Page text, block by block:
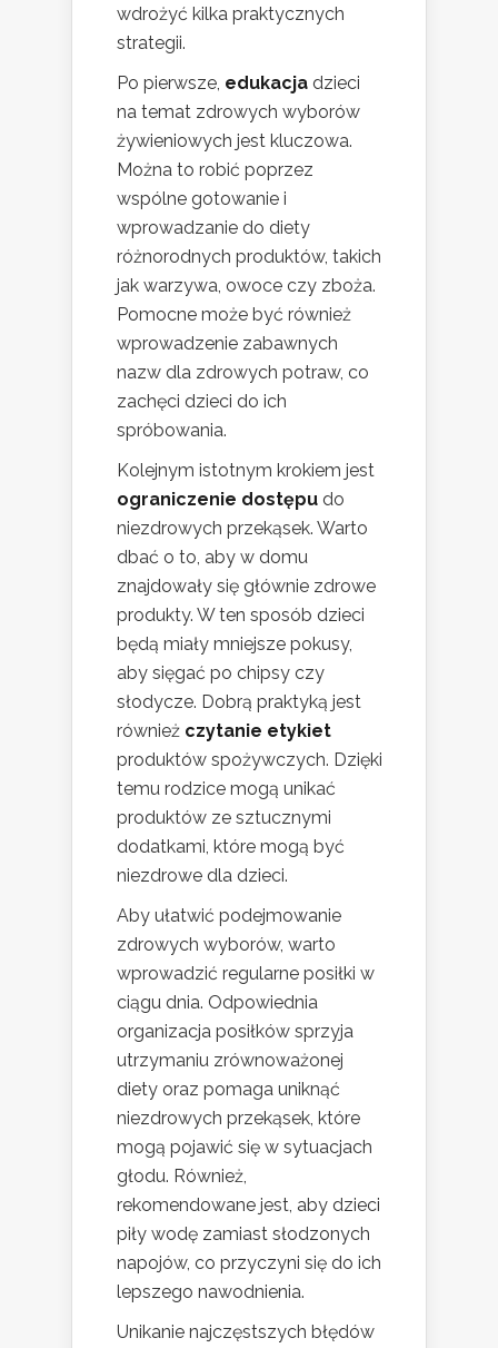
wdrożyć kilka praktycznych
strategii.
Po pierwsze, edukacja dzieci
na temat zdrowych wyborów
żywieniowych jest kluczowa.
Można to robić poprzez
wspólne gotowanie i
wprowadzanie do diety
różnorodnych produktów, takich
jak warzywa, owoce czy zboża.
Pomocne może być również
wprowadzenie zabawnych
nazw dla zdrowych potraw, co
zachęci dzieci do ich
spróbowania.
Kolejnym istotnym krokiem jest
ograniczenie dostępu do
niezdrowych przekąsek. Warto
dbać o to, aby w domu
znajdowały się głównie zdrowe
produkty. W ten sposób dzieci
będą miały mniejsze pokusy,
aby sięgać po chipsy czy
słodycze. Dobrą praktyką jest
również czytanie etykiet
produktów spożywczych. Dzięki
temu rodzice mogą unikać
produktów ze sztucznymi
dodatkami, które mogą być
niezdrowe dla dzieci.
Aby ułatwić podejmowanie
zdrowych wyborów, warto
wprowadzić regularne posiłki w
ciągu dnia. Odpowiednia
organizacja posiłków sprzyja
utrzymaniu zrównoważonej
diety oraz pomaga uniknąć
niezdrowych przekąsek, które
mogą pojawić się w sytuacjach
głodu. Również,
rekomendowane jest, aby dzieci
piły wodę zamiast słodzonych
napojów, co przyczyni się do ich
lepszego nawodnienia.
Unikanie najczęstszych błędów